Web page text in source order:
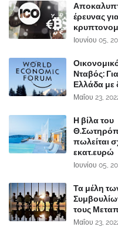
έρευνας
Ιουνίου 05,
Νταβός:
Ελλάδα με
Μαΐου 23,
Η βίλα του
πωλείται
εκατ.ευρώ
Ιουνίου 05,
Τα μέλη
τους
Μαΐου 23,